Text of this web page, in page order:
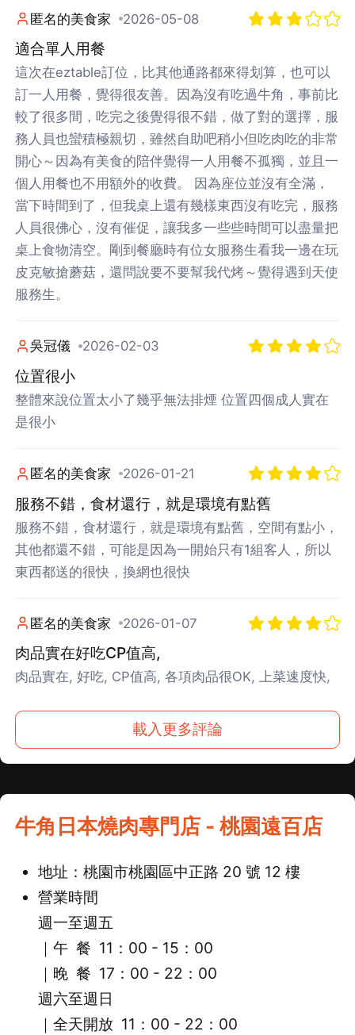
匿名的美食家 2026-05-08
適合單人用餐
這次在eztable訂位，比其他通路都來得划算，也可以
訂一人用餐，覺得很友善。因為沒有吃過牛角，事前比
較了很多間，吃完之後覺得很不錯，做了對的選擇，服
務人員也蠻積極親切，雖然自助吧稍小但吃肉吃的非常
開心～因為有美食的陪伴覺得一人用餐不孤獨，並且一
個人用餐也不用額外的收費。 因為座位並沒有全滿，
當下時間到了，但我桌上還有幾樣東西沒有吃完，服務
人員很佛心，沒有催促，讓我多一些些時間可以盡量把
桌上食物清空。剛到餐廳時有位女服務生看我一邊在玩
皮克敏搶蘑菇，還問說要不要幫我代烤～覺得遇到天使
服務生。
吳冠儀 2026-02-03
位置很小
整體來說位置太小了幾乎無法排煙 位置四個成人實在
是很小
匿名的美食家 2026-01-21
服務不錯，食材還行，就是環境有點舊
服務不錯，食材還行，就是環境有點舊，空間有點小，
其他都還不錯，可能是因為一開始只有1組客人，所以
東西都送的很快，換網也很快
匿名的美食家 2026-01-07
肉品實在好吃CP值高,
肉品實在, 好吃, CP值高, 各項肉品很OK, 上菜速度快,
載入更多評論
牛角日本燒肉專門店 - 桃園遠百店
地址：桃園市桃園區中正路 20 號 12 樓
營業時間
週一至週五
｜午 餐 11：00 - 15：00
｜ 晚 餐 17：00 - 22：00
週六至週日
｜全天開放 11：00 - 22：00
登出
確定要登出嗎？